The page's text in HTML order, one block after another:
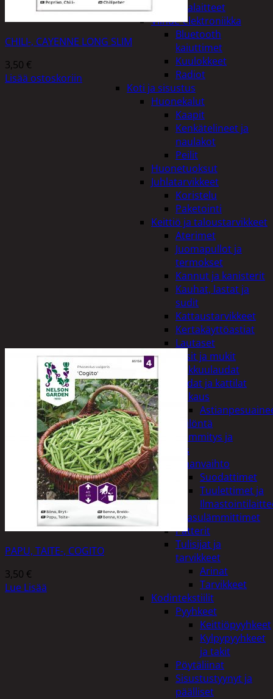
Varavirtalaitteet
Viihde-elektroniikka
Bluetooth
kaiuttimet
Kuulokkeet
Radiot
Koti ja sisustus
Huonekalut
Kaapit
Kenkätelineet ja
naulakot
Peilit
Huonetuoksut
Juhlatarvikkeet
Koristelu
Paketointi
Keittiö ja taloustarvikkeet
Aterimet
Juomapullot ja
termokset
Kannut ja kanisterit
Kauhat, lastat ja
sudit
Kattaustarvikkeet
Kertakäyttöastiat
Lautaset
Lasit ja mukit
Leikkuulaudat
Padat ja kattilat
Tiskaus
Säilöntä
Kodin lämmitys ja
tuuletus
Ilmanvaihto
Suodattimet
Tuulettimet ja
Kaasulämmittimet
Patterit
Tulisijat ja
tarvikkeet
Arinat
Tarvikkeet
Kodintekstiilit
Pyyhkeet
Keittiöpyyhkeet
Kylpypyyhkeet
ja takit
Pöytäliinat
Sisustustyynyt ja
päälliset
CHILI-, CAYENNE LONG SLIM
3,50 €
Lisää ostoskoriin
PAPU, TAITE-, COGITO
3,50 €
Lue Lisää